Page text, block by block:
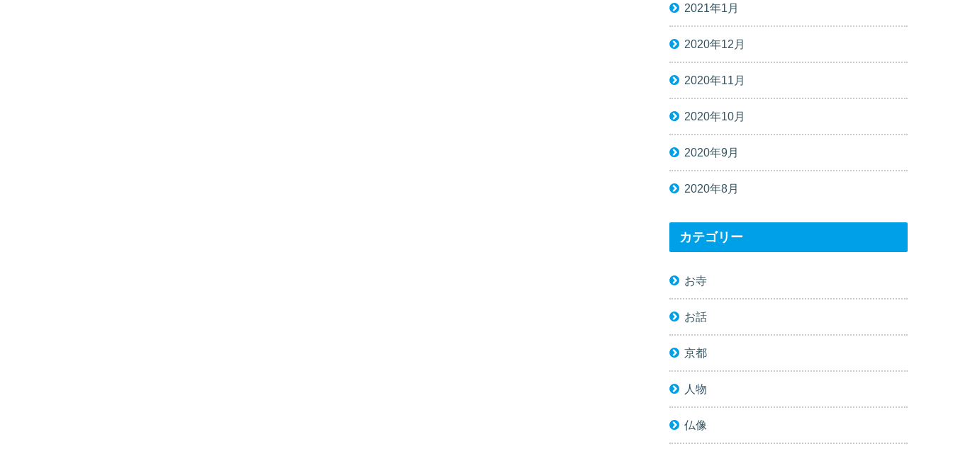
2021年1月
2020年12月
2020年11月
2020年10月
2020年9月
2020年8月
カテゴリー
お寺
お話
京都
人物
仏像